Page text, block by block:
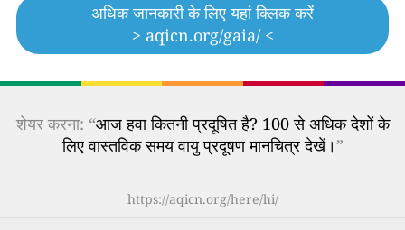
अधिक जानकारी के लिए यहां क्लिक करें
> aqicn.org/gaia/ <
शेयर करना: “आज हवा कितनी प्रदूषित है? 100 से अधिक देशों के
लिए वास्तविक समय वायु प्रदूषण मानचित्र देखें।”
https://aqicn.org/here/hi/